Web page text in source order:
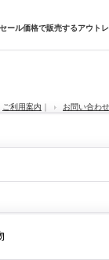
ール価格で販売するアウト
ご利用案内 ｜ お問い合わせ